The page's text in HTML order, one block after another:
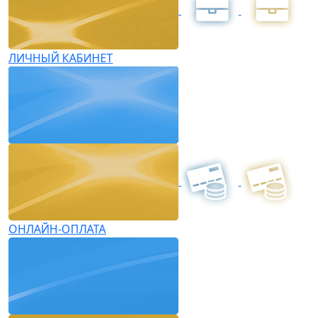
ЛИЧНЫЙ КАБИНЕТ
ОНЛАЙН-ОПЛАТА